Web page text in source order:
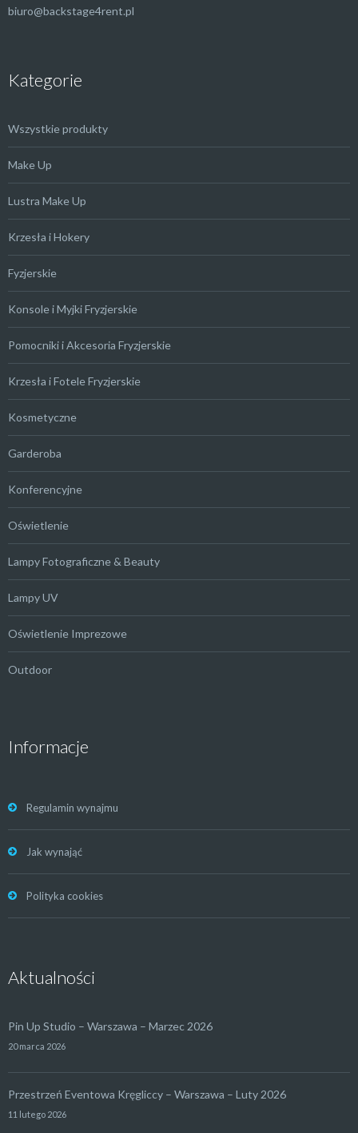
biuro@backstage4rent.pl
Kategorie
Wszystkie produkty
Make Up
Lustra Make Up
Krzesła i Hokery
Fyzjerskie
Konsole i Myjki Fryzjerskie
Pomocniki i Akcesoria Fryzjerskie
Krzesła i Fotele Fryzjerskie
Kosmetyczne
Garderoba
Konferencyjne
Oświetlenie
Lampy Fotograficzne & Beauty
Lampy UV
Oświetlenie Imprezowe
Outdoor
Informacje
Regulamin wynajmu
Jak wynająć
Polityka cookies
Aktualności
Pin Up Studio – Warszawa – Marzec 2026
20 marca 2026
Przestrzeń Eventowa Kręgliccy – Warszawa – Luty 2026
11 lutego 2026